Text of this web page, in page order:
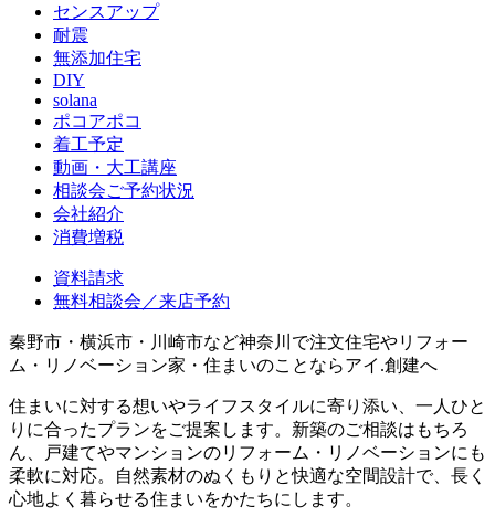
センスアップ
耐震
無添加住宅
DIY
solana
ポコアポコ
着工予定
動画・大工講座
相談会ご予約状況
会社紹介
消費増税
資料請求
無料相談会／来店予約
秦野市・横浜市・川崎市など神奈川で注文住宅やリフォー
ム・リノベーション家・住まいのことならアイ.創建へ
住まいに対する想いやライフスタイルに寄り添い、一人ひと
りに合ったプランをご提案します。新築のご相談はもちろ
ん、戸建てやマンションのリフォーム・リノベーションにも
柔軟に対応。自然素材のぬくもりと快適な空間設計で、長く
心地よく暮らせる住まいをかたちにします。